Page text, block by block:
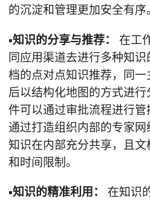
的沉淀和管理更加安全有序
▪知识的分享与推荐：
在工
同应用渠道去进行多种知
档的点对点知识推荐，同
后以结构化地图的方式进
件可以通过审批流程进行
通过打造组织内部的专家
知识在内部充分共享，且
和时间限制。
▪知识的精准利用：
在知识